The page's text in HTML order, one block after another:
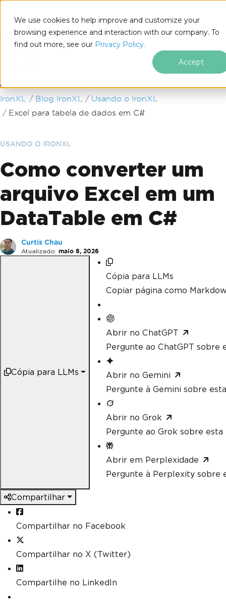
We use cookies to help improve and customize your
browsing experience and interaction with our company. To
find out more, see our Privacy Policy.
Accept
Ir para o conteúdo do rodapé
IronXL Blog IronXL
Usando o IronXL
Excel para tabela de dados em C#
USANDO O IRONXL
Como converter um
arquivo Excel em um
DataTable em C#
Curtis Chau
Atualizado: maio 8, 2026
Cópia para LLMs
Cópia para LLMs
Copiar página como
Abrir no ChatGPT
Pergunte ao ChatGPT sobre
Abrir no Gemini
Pergunte à Gemini sobre
Abrir no Grok
Pergunte ao Grok sobre esta
Abrir em Perplexidade
Pergunte à Perplexity sobre
Compartilhar
Compartilhar no Facebook
Compartilhar no X (Twitter)
Compartilhe no LinkedIn